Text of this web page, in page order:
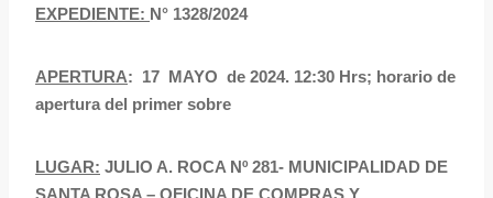
EXPEDIENTE: N° 1328/2024
APERTURA: 17 MAYO de 2024. 12:30 Hrs; horario de
apertura del primer sobre
LUGAR: JULIO A. ROCA Nº 281- MUNICIPALIDAD DE